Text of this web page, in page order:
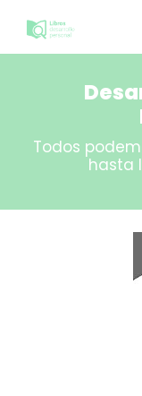
Todos
hasta